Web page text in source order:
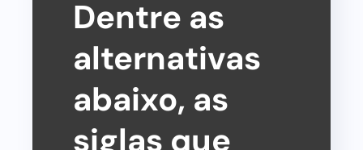
Dentre as
alternativas
abaixo, as
siglas que